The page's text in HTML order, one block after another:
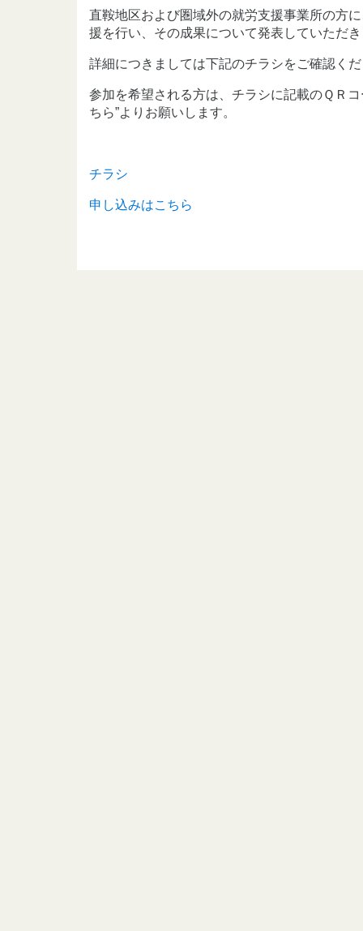
直鞍地区および圏域外の就労支援事業所の方
援を行い、その成果について発表していただ
詳細につきましては下記のチラシをご確認く
参加を希望される方は、チラシに記載のＱＲ
ちら”よりお願いします。
チラシ
申し込みはこちら